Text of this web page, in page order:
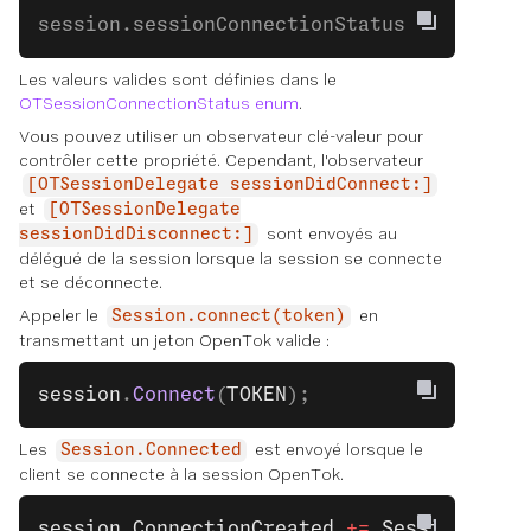
session.sessionConnectionStatus
Les valeurs valides sont définies dans le
OTSessionConnectionStatus enum.
Vous pouvez utiliser un observateur clé-valeur pour
contrôler cette propriété. Cependant, l'observateur
[OTSessionDelegate sessionDidConnect:]
et
[OTSessionDelegate
sessionDidDisconnect:]
sont envoyés au
délégué de la session lorsque la session se connecte
et se déconnecte.
Appeler le
Session.connect(token)
en
transmettant un jeton OpenTok valide :
session .Connect (TOKEN );
Les Session.Connected
est envoyé lorsque le
client se connecte à la session OpenTok.